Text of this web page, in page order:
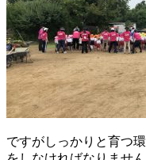
ですがしっかりと育つ